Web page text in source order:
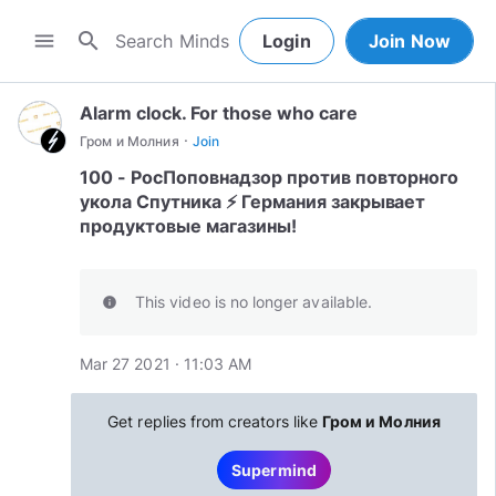
menu search Login Join Now
Alarm clock. For those who care
Гром и Молния · Join
100 - РосПоповнадзор против повторного
укола Спутника ⚡️ Германия закрывает
продуктовые магазины!
info This video is no longer available.
Mar 27 2021 · 11:03 AM
Get replies from creators like Гром и Молния
Supermind